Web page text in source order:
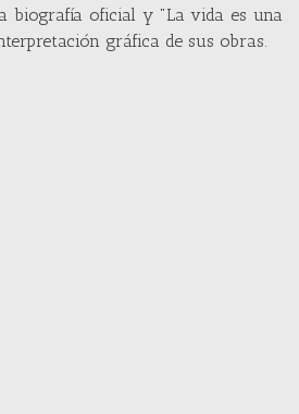
biografía oficial y "La vida es una
gráfica de sus obras.